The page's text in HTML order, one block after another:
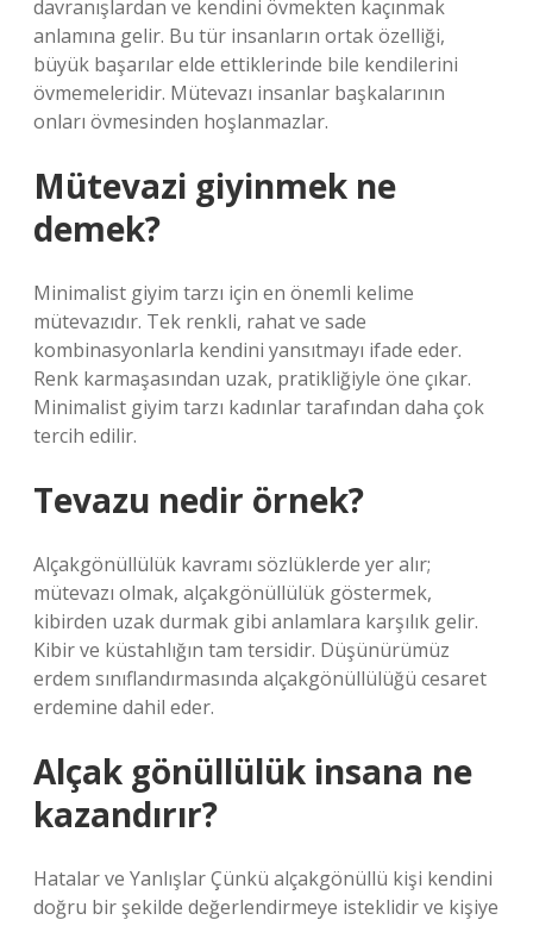
davranışlardan ve kendini övmekten kaçınmak
anlamına gelir. Bu tür insanların ortak özelliği,
büyük başarılar elde ettiklerinde bile kendilerini
övmemeleridir. Mütevazı insanlar başkalarının
onları övmesinden hoşlanmazlar.
Mütevazi giyinmek ne
demek?
Minimalist giyim tarzı için en önemli kelime
mütevazıdır. Tek renkli, rahat ve sade
kombinasyonlarla kendini yansıtmayı ifade eder.
Renk karmaşasından uzak, pratikliğiyle öne çıkar.
Minimalist giyim tarzı kadınlar tarafından daha çok
tercih edilir.
Tevazu nedir örnek?
Alçakgönüllülük kavramı sözlüklerde yer alır;
mütevazı olmak, alçakgönüllülük göstermek,
kibirden uzak durmak gibi anlamlara karşılık gelir.
Kibir ve küstahlığın tam tersidir. Düşünürümüz
erdem sınıflandırmasında alçakgönüllülüğü cesaret
erdemine dahil eder.
Alçak gönüllülük insana ne
kazandırır?
Hatalar ve Yanlışlar Çünkü alçakgönüllü kişi kendini
doğru bir şekilde değerlendirmeye isteklidir ve kişiye